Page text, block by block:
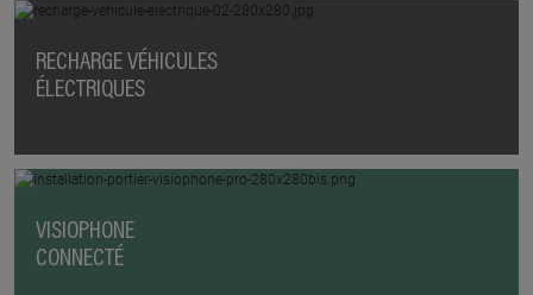
RECHARGE VÉHICULES
ÉLECTRIQUES
VISIOPHONE
CONNECTÉ